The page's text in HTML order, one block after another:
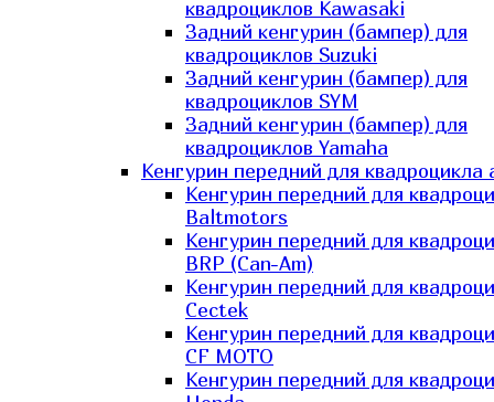
квадроциклов Kawasaki
Задний кенгурин (бампер) для
квадроциклов Suzuki
Задний кенгурин (бампер) для
квадроциклов SYM
Задний кенгурин (бампер) для
квадроциклов Yamaha
Кенгурин передний для квадроцикла
Кенгурин передний для
Baltmotors
Кенгурин передний для
BRP (Can-Am)
Кенгурин передний для
Cectek
Кенгурин передний для
CF MOTO
Кенгурин передний для